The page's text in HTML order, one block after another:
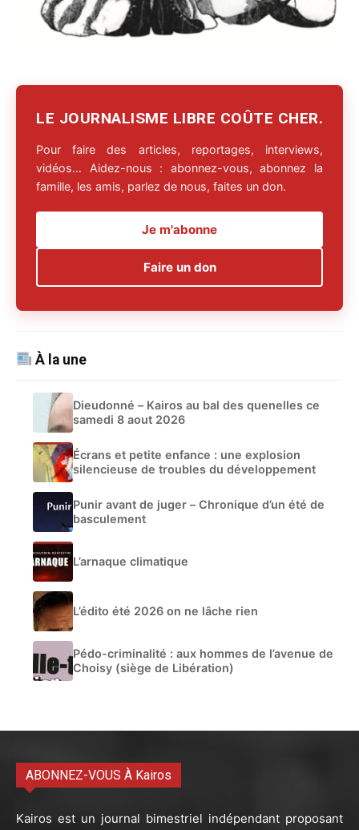
LE JOURNALISME LIBRE COÛTE CHER.
Pour faire des articles, reportages, interviews,
vidéos… Aidez-nous : abonnez-vous, abonnez la
famille, les amis, parlez de nous, faites un don.
Je m'abonne
Faire un don
À la une
Dieudonné – Kairos au bal des quenelles ce
samedi 8 aout 2026
Écrans et petite enfance : une explosion
silencieuse de troubles du développement
Punir avant de juger – Chronique d’un été de
basculement
L’arnaque climatique
L’édito été 2026 on ne lâche rien
Pédo-criminalité : aux hommes de l’avenue de
Choisy (siège de Libération)
ABONNEZ-VOUS À Kairos
Kairos est un journal bimestriel indépendant proposant